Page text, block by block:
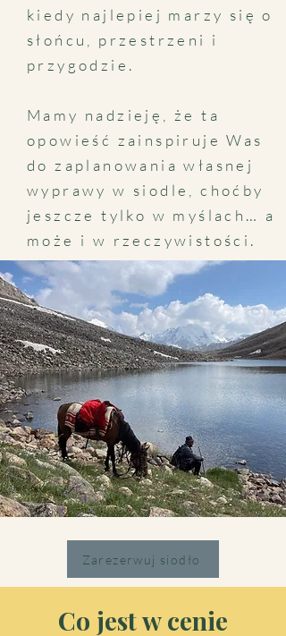
kiedy najlepiej marzy się o
słońcu, przestrzeni i
przygodzie.
Mamy nadzieję, że ta
opowieść zainspiruje Was
do zaplanowania własnej
wyprawy w siodle, choćby
jeszcze tylko w myślach… a
może i w rzeczywistości.
Zarezerwuj siodło
Co jest w cenie